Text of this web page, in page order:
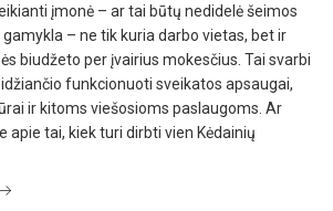
įmonė – ar tai būtų nedidelė šeimos
– ne tik kuria darbo vietas, bet ir
biudžeto per įvairius mokesčius. Tai svarbi
funkcionuoti sveikatos apsaugai,
ir kitoms viešosioms paslaugoms. Ar
apie tai, kiek turi dirbti vien Kėdainių